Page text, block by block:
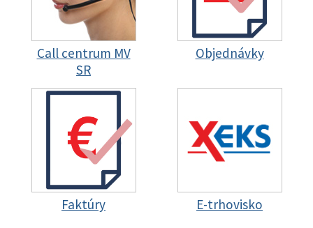
Call centrum MV
SR
Objednávky
Faktúry E-trhovisko